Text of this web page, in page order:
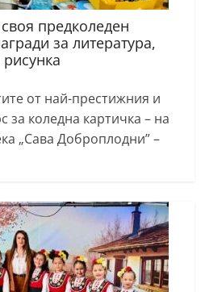
предколеден
за литература,
от най-престижния и
за коледна картичка – на
„Сава Доброплодни” –